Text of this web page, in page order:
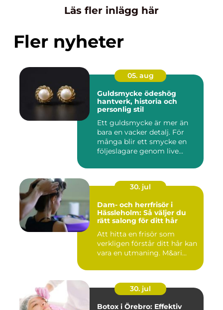
Läs fler inlägg här
Fler nyheter
05. aug
Guldsmycke ödeshög
hantverk, historia och
personlig stil
Ett guldsmycke är mer än
bara en vacker detalj. För
många blir ett smycke en
följeslagare genom live...
30. jul
Dam- och herrfrisör i
Hässleholm: Så väljer du
rätt salong för ditt hår
Att hitta en frisör som
verkligen förstår ditt hår kan
vara en utmaning. M&ari...
30. jul
Botox i Örebro: Effektiv